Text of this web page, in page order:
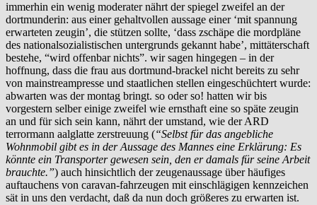
immerhin ein wenig moderater nährt der spiegel zweifel an der
dortmunderin: aus einer gehaltvollen aussage einer ‘mit spannung
erwarteten zeugin’, die stützen sollte, ‘dass zschäpe die mordpläne
des nationalsozialistischen untergrunds gekannt habe’, mittäterschaft
bestehe, “wird offenbar nichts”. wir sagen hingegen – in der
hoffnung, dass die frau aus dortmund-brackel nicht bereits zu sehr
von mainstreampresse und staatlichen stellen eingeschüchtert wurde:
abwarten was der montag bringt. so oder so! hatten wir bis
vorgestern selber einige zweifel wie ernsthaft eine so späte zeugin
an und für sich sein kann, nährt der umstand, wie der ARD
terrormann aalglatte zerstreuung (“Selbst für das angebliche
Wohnmobil gibt es in der Aussage des Mannes eine Erklärung: Es
könnte ein Transporter gewesen sein, den er damals für seine Arbeit
brauchte.”) auch hinsichtlich der zeugenaussage über häufiges
auftauchens von caravan-fahrzeugen mit einschlägigen kennzeichen
sät in uns den verdacht, daß da nun doch größeres zu erwarten ist.